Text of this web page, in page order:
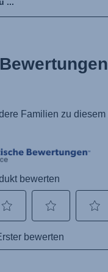
Bewertungen